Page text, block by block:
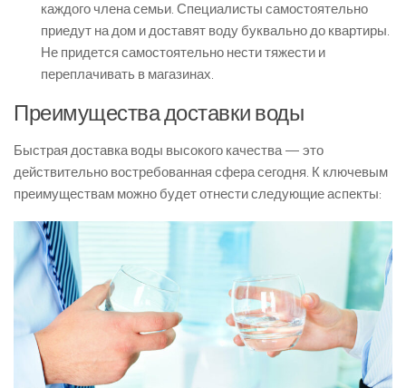
каждого члена семьи. Специалисты самостоятельно
приедут на дом и доставят воду буквально до квартиры.
Не придется самостоятельно нести тяжести и
переплачивать в магазинах.
Преимущества доставки воды
Быстрая доставка воды высокого качества — это
действительно востребованная сфера сегодня. К ключевым
преимуществам можно будет отнести следующие аспекты: